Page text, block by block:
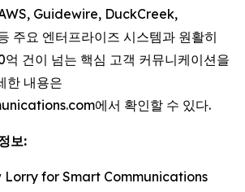
Guidewire, DuckCreek,
주요 엔터프라이즈 시스템과 원활히
건이 넘는 핵심 고객 커뮤니케이션을
한 내용은
에서 확인할 수 있다.
보:
Lorry for Smart Communications